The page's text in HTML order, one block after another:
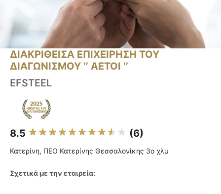
ΔΙΑΚΡΙΘΕΙΣΑ ΕΠΙΧΕΙΡΗΣΗ ΤΟΥ
ΔΙΑΓΩΝΙΣΜΟΥ ‘’ ΑΕΤΟΙ ‘’
EFSTEEL
8.5 (6)
Κατερίνη, ΠΕΟ Κατερίνης Θεσσαλονίκης 3ο χλμ
Σχετικά με την εταιρεία: